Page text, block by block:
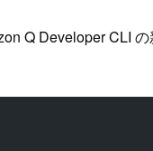
Q Developer CLI